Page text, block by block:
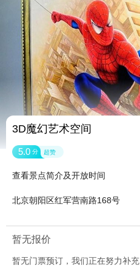
3D魔幻艺术空间
5.0 分 超赞
查看景点简介及开放时间
北京朝阳区红军营南路168号
暂无报价
暂无门票预订，我们正在努力补充